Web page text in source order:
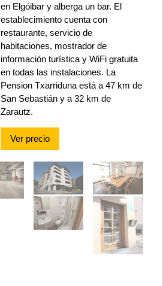
en Elgóibar y alberga un bar. El
establecimiento cuenta con
restaurante, servicio de
habitaciones, mostrador de
información turística y WiFi gratuita
en todas las instalaciones. La
Pension Txarriduna está a 47 km de
San Sebastián y a 32 km de
Zarautz.
Ver precio